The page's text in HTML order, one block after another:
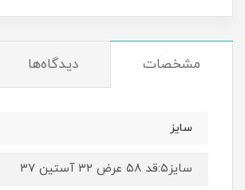
مشخصات دیدگاه‌ها
سایز
سایز۵:قد ۵۸ عرض ۳۲ آستین ۳۷